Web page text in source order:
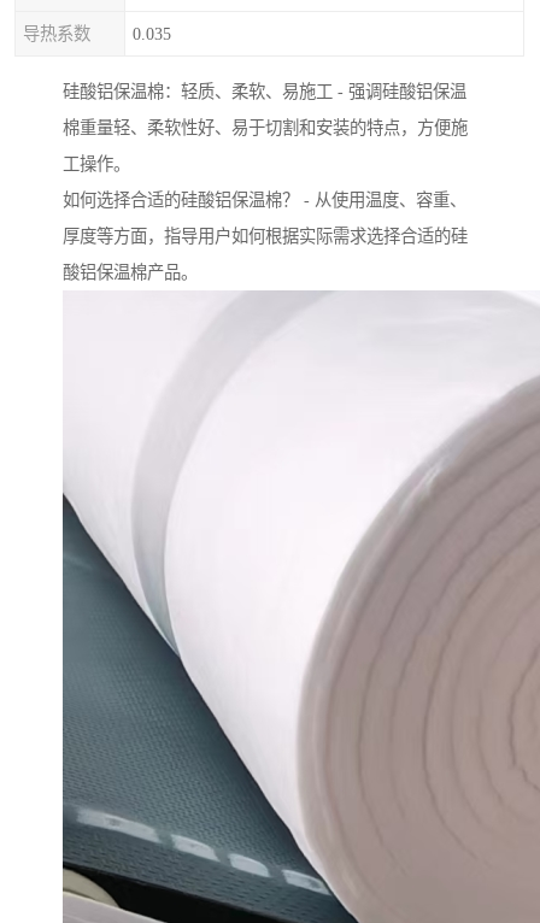
导热系数 0.035
硅酸铝保温棉：轻质、柔软、易施工 - 强调硅酸铝保温
棉重量轻、柔软性好、易于切割和安装的特点，方便施
工操作。
如何选择合适的硅酸铝保温棉？ - 从使用温度、容重、
厚度等方面，指导用户如何根据实际需求选择合适的硅
酸铝保温棉产品。